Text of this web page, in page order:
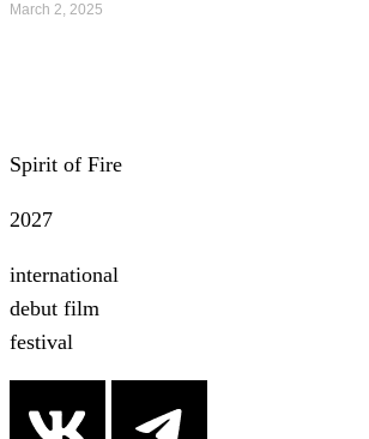
March 2, 2025
Spirit of Fire
2027
international
debut film
festival